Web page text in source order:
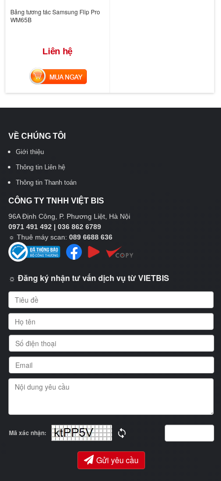
Bảng tương tác Samsung Flip Pro
WM65B
Liên hệ
MUA NGAY
VỀ CHÚNG TÔI
Giới thiệu
Thông tin Liên hệ
Thông tin Thanh toán
CÔNG TY TNHH VIỆT BIS
96A Định Công, P. Phương Liệt, Hà Nội
0971 491 492 | 036 862 6789
☼ Thuê máy scan: 089 6688 636
☼ Đăng ký nhận tư vấn dịch vụ từ VIETBIS
Mã xác nhận:
Gửi yêu cầu